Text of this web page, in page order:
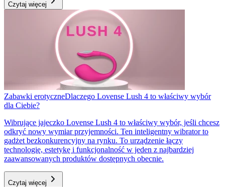
Czytaj więcej
Zabawki erotyczneDlaczego Lovense Lush 4 to właściwy wybór
dla Ciebie?
Wibrujące jajeczko Lovense Lush 4 to właściwy wybór, jeśli chcesz
odkryć nowy wymiar przyjemności. Ten inteligentny wibrator to
gadżet bezkonkurencyjny na rynku. To urządzenie łączy
technologię, estetykę i funkcjonalność w jeden z najbardziej
zaawansowanych produktów dostępnych obecnie.
Czytaj więcej